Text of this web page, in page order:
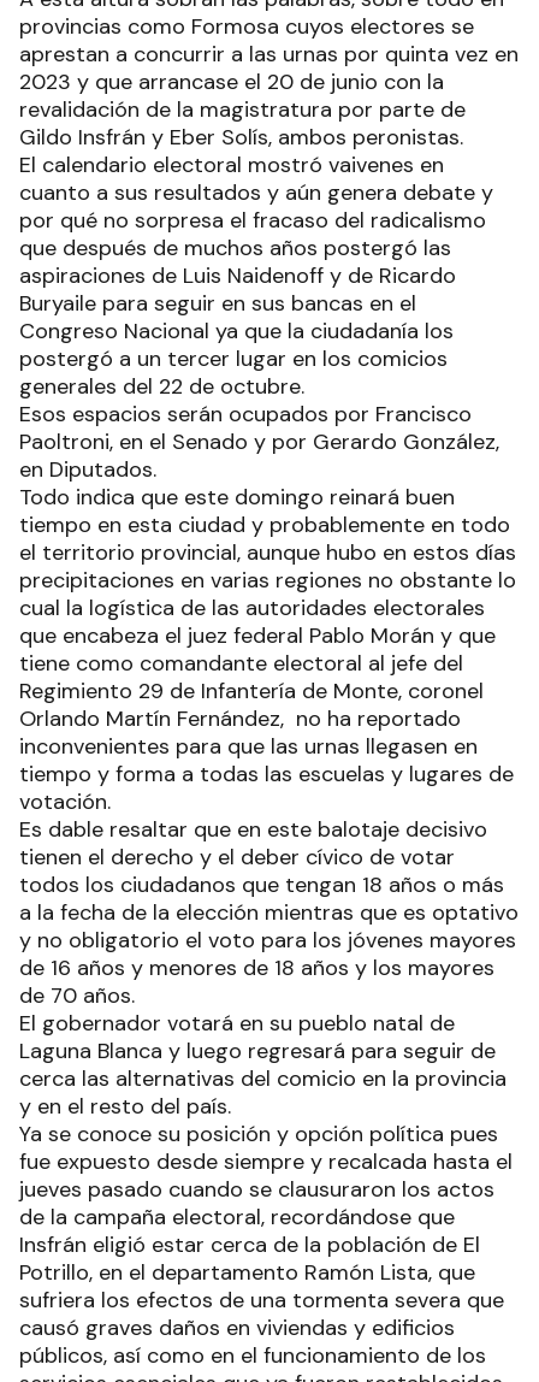
provincias como Formosa cuyos electores se
aprestan a concurrir a las urnas por quinta vez en
2023 y que arrancase el 20 de junio con la
revalidación de la magistratura por parte de
Gildo Insfrán y Eber Solís, ambos peronistas.
El calendario electoral mostró vaivenes en
cuanto a sus resultados y aún genera debate y
por qué no sorpresa el fracaso del radicalismo
que después de muchos años postergó las
aspiraciones de Luis Naidenoff y de Ricardo
Buryaile para seguir en sus bancas en el
Congreso Nacional ya que la ciudadanía los
postergó a un tercer lugar en los comicios
generales del 22 de octubre.
Esos espacios serán ocupados por Francisco
Paoltroni, en el Senado y por Gerardo González,
en Diputados.
Todo indica que este domingo reinará buen
tiempo en esta ciudad y probablemente en todo
el territorio provincial, aunque hubo en estos días
precipitaciones en varias regiones no obstante lo
cual la logística de las autoridades electorales
que encabeza el juez federal Pablo Morán y que
tiene como comandante electoral al jefe del
Regimiento 29 de Infantería de Monte, coronel
Orlando Martín Fernández, no ha reportado
inconvenientes para que las urnas llegasen en
tiempo y forma a todas las escuelas y lugares de
votación.
Es dable resaltar que en este balotaje decisivo
tienen el derecho y el deber cívico de votar
todos los ciudadanos que tengan 18 años o más
a la fecha de la elección mientras que es optativo
y no obligatorio el voto para los jóvenes mayores
de 16 años y menores de 18 años y los mayores
de 70 años.
El gobernador votará en su pueblo natal de
Laguna Blanca y luego regresará para seguir de
cerca las alternativas del comicio en la provincia
y en el resto del país.
Ya se conoce su posición y opción política pues
fue expuesto desde siempre y recalcada hasta el
jueves pasado cuando se clausuraron los actos
de la campaña electoral, recordándose que
Insfrán eligió estar cerca de la población de El
Potrillo, en el departamento Ramón Lista, que
sufriera los efectos de una tormenta severa que
causó graves daños en viviendas y edificios
públicos, así como en el funcionamiento de los